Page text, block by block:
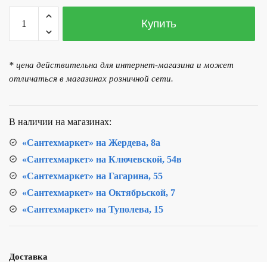
Количество
товара
Выпуск
1/2"
А-4007-
01
Купить
* цена действительна для интернет-магазина и может
отличаться в магазинах розничной сети.
В наличии на магазинах:
«Сантехмаркет» на Жердева, 8а
«Сантехмаркет» на Ключевской, 54в
«Сантехмаркет» на Гагарина, 55
«Сантехмаркет» на Октябрьской, 7
«Сантехмаркет» на Туполева, 15
Доставка